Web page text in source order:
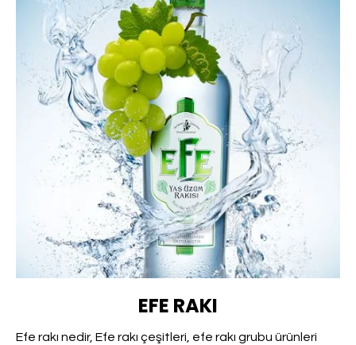
EFE RAKI
Efe rakı nedir, Efe rakı çeşitleri, efe rakı grubu ürünleri